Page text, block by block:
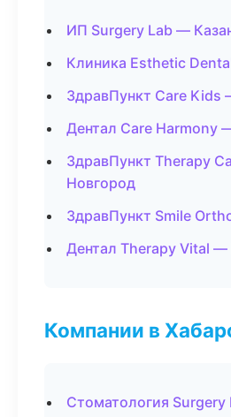
ИП Surgery Lab —
Клиника Esthetic
ЗдравПункт Care Kids
Дентал Care Harmony
ЗдравПункт Therapy
Новгород
ЗдравПункт Smile
Дентал Therapy Vital —
Компании в
Стоматология